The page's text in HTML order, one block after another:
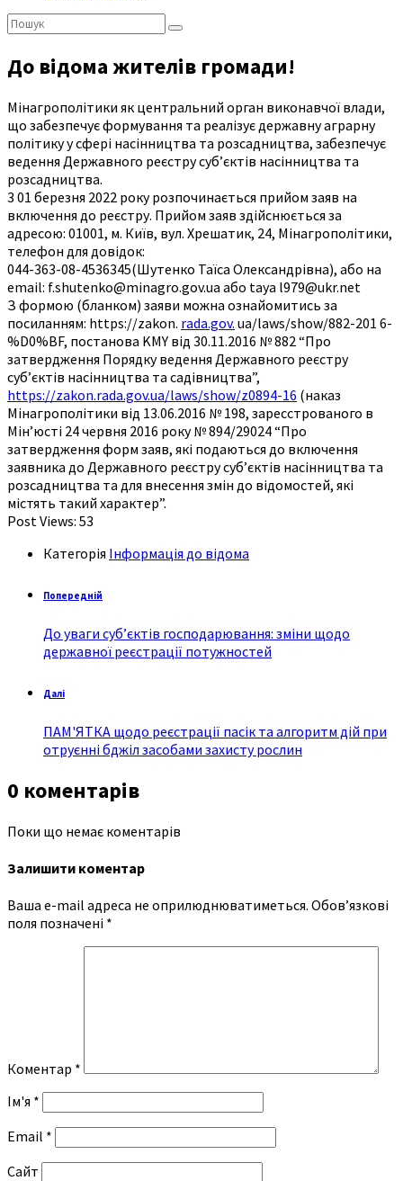
Пошук:
До відома жителів громади!
Мінагрополітики як центральний орган виконавчої влади,
що забезпечує формування та реалізує державну аграрну
політику у сфері насінництва та розсадництва, забезпечує
ведення Державного реєстру суб’єктів насінництва та
розсадництва.
3 01 березня 2022 року розпочинається прийом заяв на
включення до реєстру. Прийом заяв здійснюється за
адресою: 01001, м. Київ, вул. Хрешатик, 24, Мінагрополітики,
телефон для довідок:
044-363-08-4536345(Шутенко Taïca Олександрівна), або на
email: f.shutenko@minagro.gov.uа aбо taya l979@ukr.net
З формою (бланком) заяви можна ознайомитись за
посиланням: https://zakon. rada.gov. ua/laws/show/882-201 6-
%D0%BF, постанова KMY від 30.11.2016 № 882 “Про
затвердження Порядку ведення Державного реєстру
суб’єктів насінництва та садівництва”,
https://zakon.rada.gov.ua/laws/show/z0894-16 (наказ
Мінагрополітики від 13.06.2016 № 198, заресстрованого в
Мін’юсті 24 червня 2016 року № 894/29024 “Про
затвердження форм заяв, які подаються до включення
заявника до Державного реєстру суб’єктів насінництва та
розсадництва та для внесення змін до відомостей, які
містять такий характер”.
Post Views: 53
Категорія Інформація до відома
Попередній
До уваги суб’єктів господарювання: зміни щодо
державної реєстрації потужностей
Далі
ПАМ'ЯТКА щодо реєстрації пасік та алгоритм дій при
отруєнні бджіл засобами захисту рослин
0 коментарів
Поки що немає коментарів
Залишити коментар
Ваша e-mail адреса не оприлюднюватиметься. Обов’язкові
поля позначені *
Коментар *
Ім'я *
Email *
Сайт